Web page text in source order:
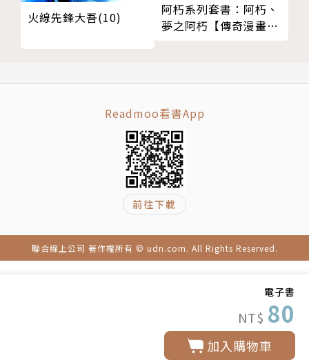
電子書
NT$ 80
加入購物車
火線先鋒大吾(10)
阿朽系列套書：阿朽、
夢之阿朽【傳奇漫畫大
Readmoo看書App
前往下載
聯合線上公司 著作權所有 © udn.com. All Rights Reserved.